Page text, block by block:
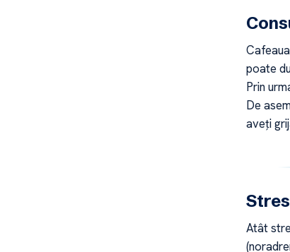
poate
Prin
De
aveți
Stres
Atât